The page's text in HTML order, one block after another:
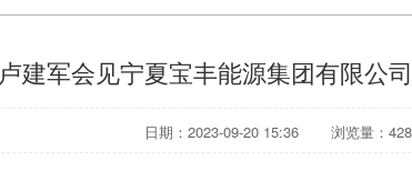
卢建军会见宁夏宝丰能源集团有限公
日期：2023-09-20 15:36 浏览量： 428